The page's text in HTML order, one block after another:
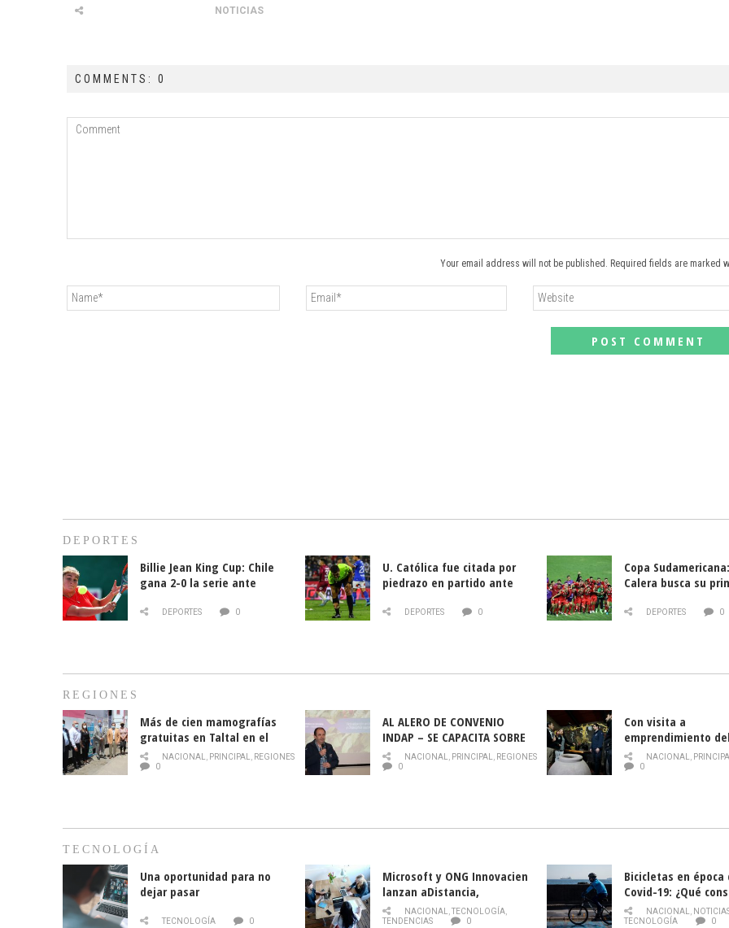
NOTICIAS
COMMENTS: 0
Your email address will not be published. Required fields are marked
DEPORTES
Billie Jean King Cup: Chile
gana 2-0 la serie ante
DEPORTES 0
U. Católica fue citada por
piedrazo en partido ante
DEPORTES 0
Copa
Calera busca su
DEPORTES 0
REGIONES
Más de cien mamografías
gratuitas en Taltal en el
mes de la prevención del
cáncer de mama
NACIONAL, PRINCIPAL, REGIONES
0
AL ALERO DE CONVENIO
INDAP – SE CAPACITA SOBRE
PLAGA DROSOPHILA SUZUKII
NACIONAL, PRINCIPAL, REGIONES
0
Con visita a
emprendimiento
y llamado al
historia campesina
NACIONAL,
0
TECNOLOGÍA
Una oportunidad para no
dejar pasar
TECNOLOGÍA 0
Microsoft y ONG Innovacien
lanzan aDistancia,
plataforma con cursos
gratuitos online sobre
NACIONAL,TECNOLOGÍA,
TENDENCIAS
0
Bicicletas en época
Covid-19: ¿Qué
momento de
NACIONAL,
TECNOLOGÍA
0